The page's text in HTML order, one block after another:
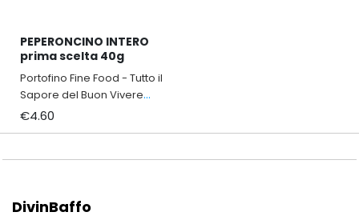
PEPERONCINO INTERO
prima scelta 40g
Portofino Fine Food - Tutto il
Sapore del Buon Vivere
Italiano
€4.60
DivinBaffo